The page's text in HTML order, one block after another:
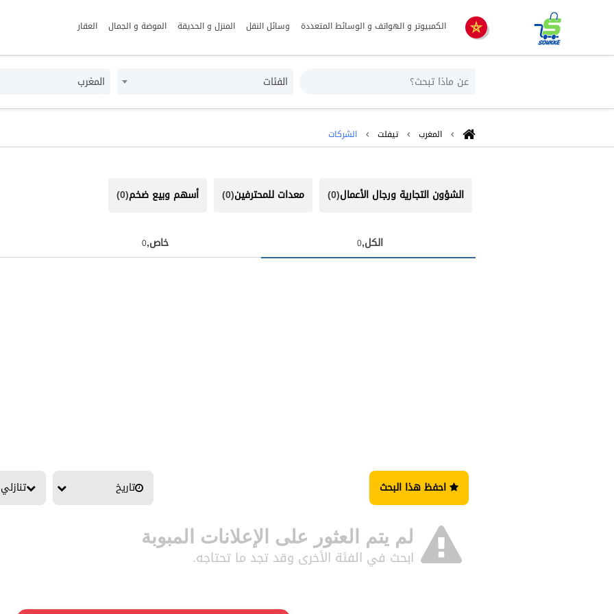
الكمبيوتر و الهواتف و الوسائط المتعددة وسائل النقل المنزل و الحديقة الموضة و الجمال العقار
الفئات المغرب
المغرب تيفلت الشركات
الشؤون التجارية ورجال الأعمال(0) معدات للمحترفين(0) أسهم وبيع ضخم(0)
الكل,0 خاص,0
احفظ هذا البحث تاريخ تنازلي
لم يتم العثور على الإعلانات المبوبة
ابحث في الفئة الأخرى وقد تجد ما تحتاجه.